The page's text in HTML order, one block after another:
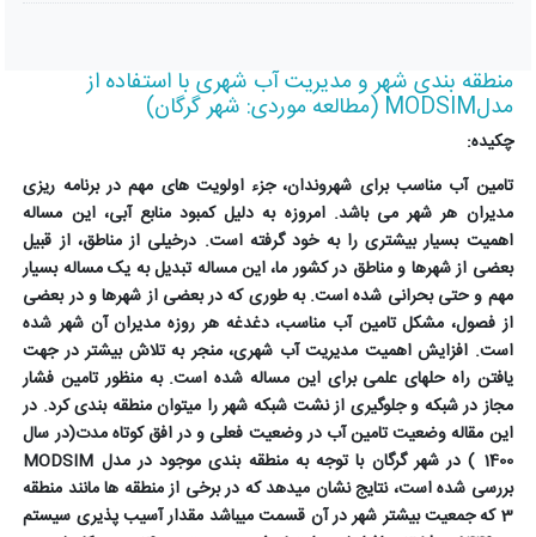
منطقه بندی شھر و مدیریت آب شھری با استفاده از
مدلMODSIM (مطالعه موردی: شھر گرگان)
چکیده:
تامین آب مناسب برای شهروندان، جزء اولویت های مهم در برنامه ریزی
مدیران هر شهر می باشد. امروزه به دلیل کمبود منابع آبی، این مساله
اهمیت بسیار بیشتری را به خود گرفته است. درخیلی از مناطق، از قبیل
بعضی از شهرها و مناطق در کشور ما، این مساله تبدیل به یک مساله بسیار
مهم و حتی بحرانی شده است. به طوری که در بعضی از شهرها و در بعضی
از فصول، مشکل تامین آب مناسب، دغدغه هر روزه مدیران آن شهر شده
است. افزایش اهمیت مدیریت آب شهری، منجر به تلاش بیشتر در جهت
یافتن راه حلهای علمی برای این مساله شده است. به منظور تامین فشار
مجاز در شبکه و جلوگیری از نشت شبکه شهر را میتوان منطقه بندی کرد. در
این مقاله وضعیت تامین آب در وضعیت فعلی و در افق کوتاه مدت(در سال
1400 ) در شهر گرگان با توجه به منطقه بندی موجود در مدل MODSIM
بررسی شده است، نتایج نشان میدهد که در برخی از منطقه ها مانند منطقه
3 که جمعیت بیشتر شهر در آن قسمت میباشد مقدار آسیب پذیری سیستم